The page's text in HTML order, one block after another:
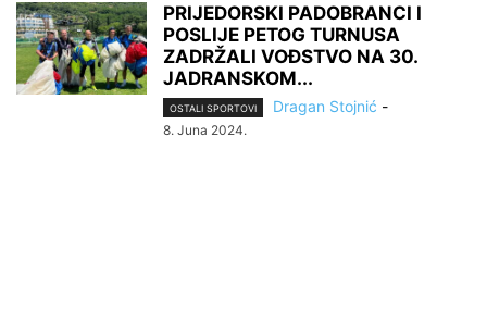
PRIJEDORSKI PADOBRANCI I
POSLIJE PETOG TURNUSA
ZADRŽALI VOĐSTVO NA 30.
JADRANSKOM...
OSTALI SPORTOVI Dragan Stojnić -
8. Juna 2024.